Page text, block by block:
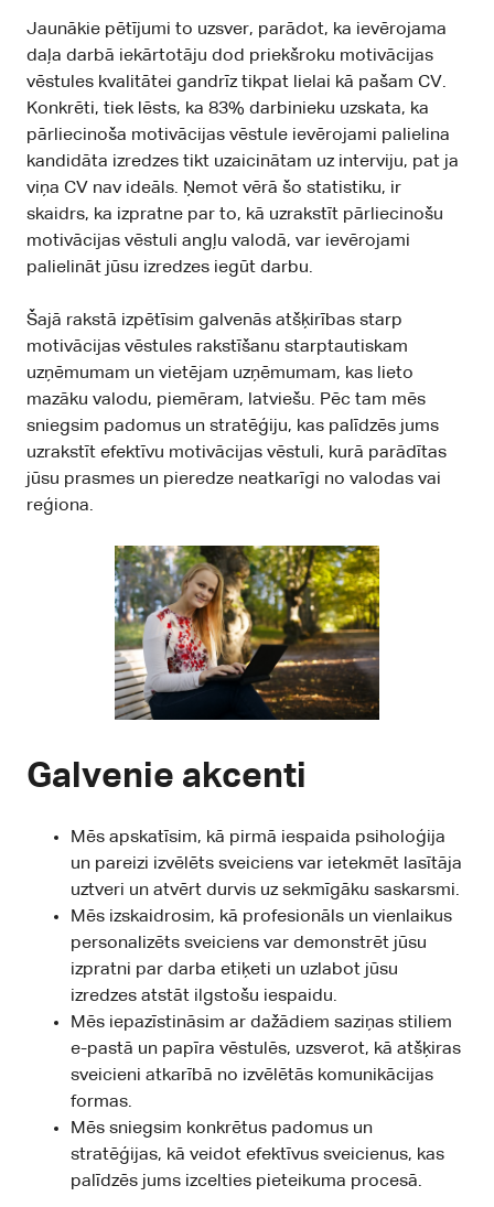
Jaunākie pētījumi to uzsver, parādot, ka ievērojama
daļa darbā iekārtotāju dod priekšroku motivācijas
vēstules kvalitātei gandrīz tikpat lielai kā pašam CV.
Konkrēti, tiek lēsts, ka 83% darbinieku uzskata, ka
pārliecinoša motivācijas vēstule ievērojami palielina
kandidāta izredzes tikt uzaicinātam uz interviju, pat ja
viņa CV nav ideāls. Ņemot vērā šo statistiku, ir
skaidrs, ka izpratne par to, kā uzrakstīt pārliecinošu
motivācijas vēstuli angļu valodā, var ievērojami
palielināt jūsu izredzes iegūt darbu.
Šajā rakstā izpētīsim galvenās atšķirības starp
motivācijas vēstules rakstīšanu starptautiskam
uzņēmumam un vietējam uzņēmumam, kas lieto
mazāku valodu, piemēram, latviešu. Pēc tam mēs
sniegsim padomus un stratēģiju, kas palīdzēs jums
uzrakstīt efektīvu motivācijas vēstuli, kurā parādītas
jūsu prasmes un pieredze neatkarīgi no valodas vai
reģiona.
Galvenie akcenti
Mēs apskatīsim, kā pirmā iespaida psiholoģija
un pareizi izvēlēts sveiciens var ietekmēt lasītāja
uztveri un atvērt durvis uz sekmīgāku saskarsmi.
Mēs izskaidrosim, kā profesionāls un vienlaikus
personalizēts sveiciens var demonstrēt jūsu
izpratni par darba etiķeti un uzlabot jūsu
izredzes atstāt ilgstošu iespaidu.
Mēs iepazīstināsim ar dažādiem saziņas stiliem
e-pastā un papīra vēstulēs, uzsverot, kā atšķiras
sveicieni atkarībā no izvēlētās komunikācijas
formas.
Mēs sniegsim konkrētus padomus un
stratēģijas, kā veidot efektīvus sveicienus, kas
palīdzēs jums izcelties pieteikuma procesā.